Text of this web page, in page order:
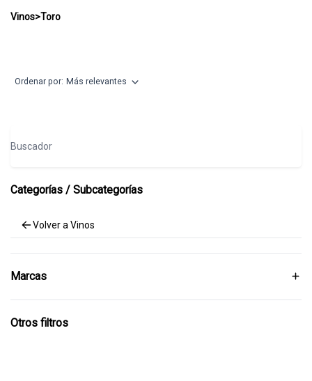
Toro
Vinos>Toro
Ordenar por: Más relevantes
Categorías / Subcategorías
Volver a Vinos
Marcas
Otros filtros